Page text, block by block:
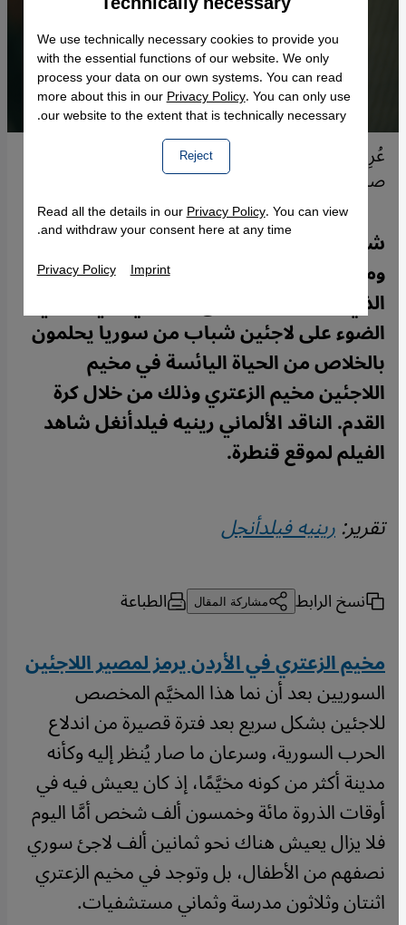
عُرِض فيلم "كابتن الزعتري" الوثائقي في مهرجان
صندانس السينمائي الشهير في عام 2021.
شهدت برلين مهرجان أفلام حقوق الإنسان
ومن بينها الفيلم الوثائقي "كابتن الزعتري"
الذي يسلط فيه المخرج المصري علي العربي
الضوء على لاجئين شباب من سوريا يحلمون
بالخلاص من الحياة اليائسة في مخيم
اللاجئين مخيم الزعتري وذلك من خلال كرة
القدم. الناقد الألماني رينيه فيلدأنغل شاهد
الفيلم لموقع قنطرة.
تقرير:رينيه فيلدأنجل
نسخ الرابط مشاركة المقال الطباعة
مخيم الزعتري في الأردن يرمز لمصير اللاجئين
السوريين بعد أن نما هذا المخيَّم المخصص
للاجئين بشكل سريع بعد فترة قصيرة من اندلاع
الحرب السورية، وسرعان ما صار يُنظر إليه وكأنه
مدينة أكثر من كونه مخيَّمًا، إذ كان يعيش فيه في
أوقات الذروة مائة وخمسون ألف شخص أمَّا اليوم
فلا يزال يعيش هناك نحو ثمانين ألف لاجئ سوري
نصفهم من الأطفال، بل وتوجد في مخيم الزعتري
اثنتان وثلاثون مدرسة وثماني مستشفيات.
We use technically necessary cookies to provide you
with the essential functions of our website. We only
process your data on our own systems. You can read
more about this in ourPrivacy Policy. You can only use
our website to the extent that is technically necessary.
Reject
Read all the details in ourPrivacy Policy. You can view
and withdraw your consent here at any time.
Privacy Policy Imprint